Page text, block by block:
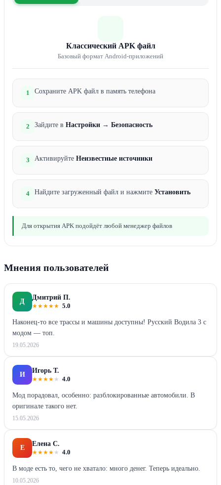
Классический APK файл
Базовый формат Android-приложений
1 Сохраните APK файл в память телефона
2 Зайдите в Настройки → Безопасность
3 Активируйте Неизвестные источники
4 Найдите загруженный файл и нажмите Установить
Для открытия APK подойдёт любой менеджер файлов
Мнения пользователей
Д
Дмитрий П.
★★★★★ 5.0
Наконец-то все трассы и машины доступны! Русский Водила 3 с
модом — топ.
19.05.2026
И
Игорь Т.
★★★★ ★ 4.0
Мод порадовал, особенно: разблокированные автомобили. В
оригинале такого нет.
15.05.2026
Е
Елена С.
★★★★ ★ 4.0
В моде есть то, чего не хватало: много денег. Теперь идеально.
10.05.2026